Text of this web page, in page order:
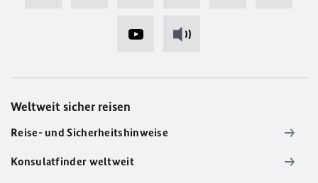
Weltweit sicher reisen
Reise- und Sicherheitshinweise
Konsulatfinder weltweit